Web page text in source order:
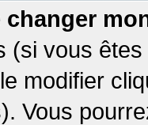
changer
(si vous
modifier
Vous